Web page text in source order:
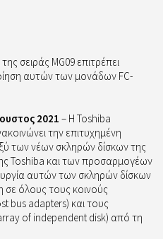
σειράς MG09 επιτρέπει
αυτών των μονάδων FC-
2021 – Η Toshiba
την επιτυχημένη
των νέων σκληρών δίσκων της
Toshiba και των προσαρμογέων
αυτών των σκληρών δίσκων
σε όλους τους κοινούς
bus adapters) και τους
of independent disk) από τη